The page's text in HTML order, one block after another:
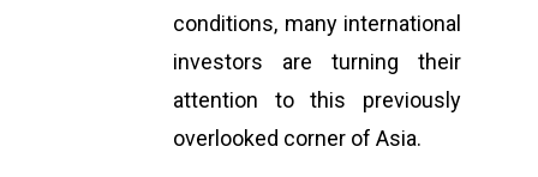
conditions, many international
investors are turning their
attention to this previously
overlooked corner of Asia.